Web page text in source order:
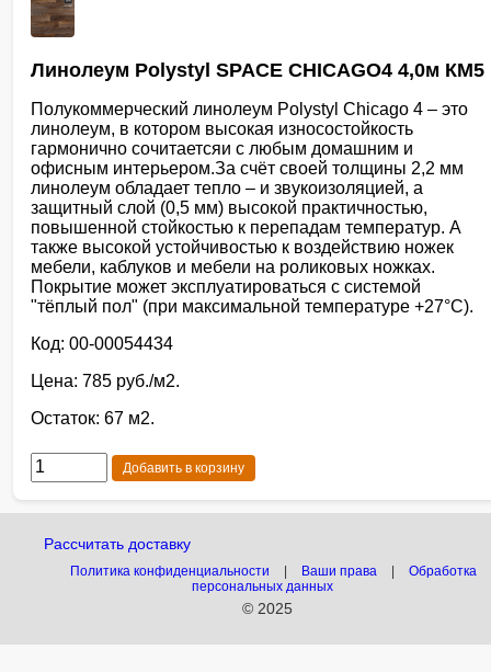
Линолеум Polystyl SPACE CHICAGO4 4,0м КМ5
Полукоммерческий линолeум Polystyl Chicago 4 – это
линолеум, в котором высокая износостойкость
гармонично сочитаетсяи с любым домашним и
офисным интерьером.За счёт своей толщины 2,2 мм
линолеум обладает тепло – и звукоизоляцией, а
защитный слой (0,5 мм) высокой практичностью,
повышенной стойкостью к перепадам температур. А
также высокой устойчивостью к воздействию ножек
мебели, каблуков и мебели на роликовых ножках.
Покрытие может эксплуатироваться с системой
"тёплый пол" (при максимальной температуре +27°С).
Код: 00-00054434
Цена: 785 руб./м2.
Остаток: 67 м2.
Добавить в корзину
Рассчитать доставку
Политика конфиденциальности Ваши права
Обработка
персональных данных
© 2025